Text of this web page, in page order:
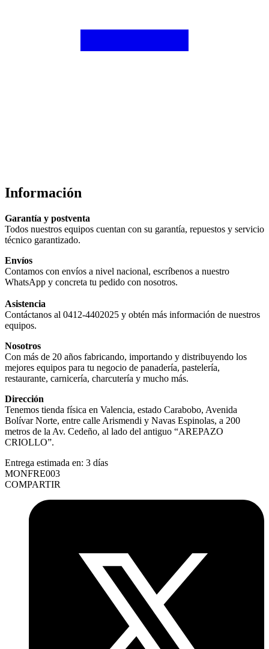
Información
Garantía y postventa
Todos nuestros equipos cuentan con su garantía, repuestos y servicio
técnico garantizado.
Envíos
Contamos con envíos a nivel nacional, escríbenos a nuestro
WhatsApp y concreta tu pedido con nosotros.
Asistencia
Contáctanos al 0412-4402025 y obtén más información de nuestros
equipos.
Nosotros
Con más de 20 años fabricando, importando y distribuyendo los
mejores equipos para tu negocio de panadería, pastelería,
restaurante, carnicería, charcutería y mucho más.
Dirección
Tenemos tienda física en Valencia, estado Carabobo, Avenida
Bolívar Norte, entre calle Arismendi y Navas Espinolas, a 200
metros de la Av. Cedeño, al lado del antiguo “AREPAZO
CRIOLLO”.
Entrega estimada en: 3 días
MONFRE003
COMPARTIR